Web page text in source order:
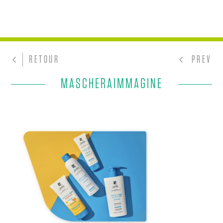
RETOUR PREV
MASCHERAIMMAGINE